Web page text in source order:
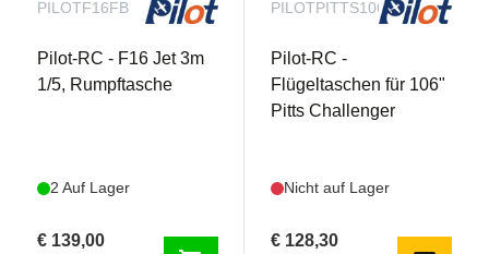
PILOTF16FB
Pilot-RC - F16 Jet 3m
1/5, Rumpftasche
2 Auf Lager
€ 139,00
PILOTPITTS106WB
Pilot-RC -
Flügeltaschen für 106"
Pitts Challenger
Nicht auf Lager
€ 128,30